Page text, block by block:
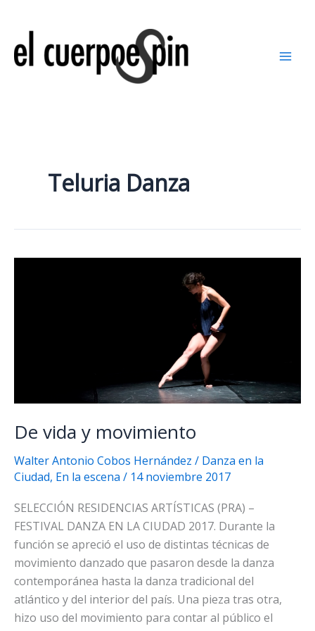
contenido
Teluria Danza
De vida y movimiento
Walter Antonio Cobos Hernández / Danza en la
Ciudad, En la escena / 14 noviembre 2017
SELECCIÓN RESIDENCIAS ARTÍSTICAS (PRA) –
FESTIVAL DANZA EN LA CIUDAD 2017. Durante la
función se apreció el uso de distintas técnicas de
movimiento danzado que pasaron desde la danza
contemporánea hasta la danza tradicional del
atlántico y del interior del país. Una pieza tras otra,
hizo uso del movimiento para contar al público el